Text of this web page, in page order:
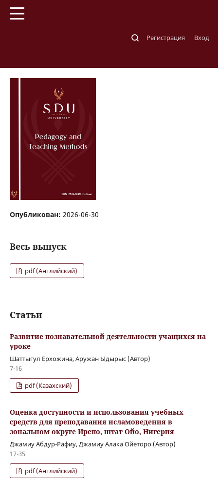
Регистрация Вход
Опубликован: 2026-06-30
Весь выпуск
pdf (Английский)
Статьи
Развитие познавательной деятельности учащихся на
уроке
Шаттыгул Ерхожина, Аружан Ыдырыс (Автор)
7-16
pdf (Казахский)
Оценка доступности и использования учебных
средств для преподавания исламоведения в
зональном округе Ирепо, штат Ойо, Нигерия
Джамиу Абдур-Рафиу, Джамиу Алака Ойеторо (Автор)
17-35
pdf (Английский)